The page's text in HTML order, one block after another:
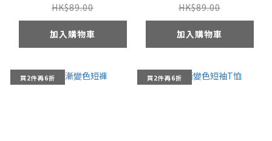
HK$89.00
加入購物車
HK$89.00
加入購物車
買2件再6折 買2件再6折